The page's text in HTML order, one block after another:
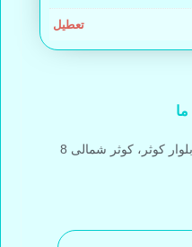
تعطیل
کوثر، کوثر شمالی 8